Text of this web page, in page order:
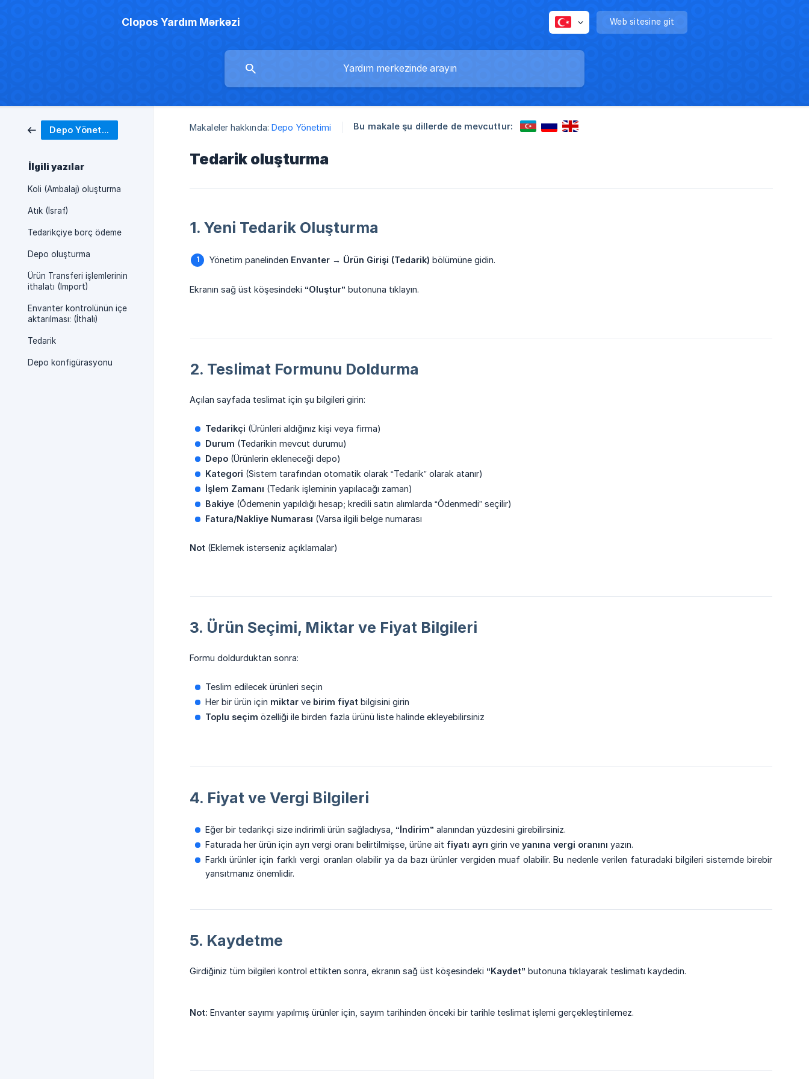
Clopos Yardım Mərkəzi Web sitesine git
Depo Yönetimi
İlgili yazılar
Koli (Ambalaj) oluşturma
Atık (İsraf)
Tedarikçiye borç ödeme
Depo oluşturma
Ürün Transferi işlemlerinin
ithalatı (Import)
Envanter kontrolünün içe
aktarılması: (İthalı)
Tedarik
Depo konfigürasyonu
Makaleler hakkında: Depo Yönetimi Bu makale şu dillerde de mevcuttur:
Tedarik oluşturma
1. Yeni Tedarik Oluşturma
Yönetim panelinden Envanter → Ürün Girişi (Tedarik) bölümüne gidin.
Ekranın sağ üst köşesindeki “Oluştur” butonuna tıklayın.
2. Teslimat Formunu Doldurma
Açılan sayfada teslimat için şu bilgileri girin:
Tedarikçi (Ürünleri aldığınız kişi veya firma)
Durum (Tedarikin mevcut durumu)
Depo (Ürünlerin ekleneceği depo)
Kategori (Sistem tarafından otomatik olarak “Tedarik” olarak atanır)
İşlem Zamanı (Tedarik işleminin yapılacağı zaman)
Bakiye (Ödemenin yapıldığı hesap; kredili satın alımlarda “Ödenmedi” seçilir)
Fatura/Nakliye Numarası (Varsa ilgili belge numarası
Not (Eklemek isterseniz açıklamalar)
3. Ürün Seçimi, Miktar ve Fiyat Bilgileri
Formu doldurduktan sonra:
Teslim edilecek ürünleri seçin
Her bir ürün için miktar ve birim fiyat bilgisini girin
Toplu seçim özelliği ile birden fazla ürünü liste halinde ekleyebilirsiniz
4. Fiyat ve Vergi Bilgileri
Eğer bir tedarikçi size indirimli ürün sağladıysa, “İndirim” alanından yüzdesini girebilirsiniz.
Faturada her ürün için ayrı vergi oranı belirtilmişse, ürüne ait fiyatı ayrı girin ve yanına vergi oranını yazın.
Farklı ürünler için farklı vergi oranları olabilir ya da bazı ürünler vergiden muaf olabilir. Bu nedenle verilen faturadaki bilgileri sistemde birebir
yansıtmanız önemlidir.
5. Kaydetme
Girdiğiniz tüm bilgileri kontrol ettikten sonra, ekranın sağ üst köşesindeki “Kaydet” butonuna tıklayarak teslimatı kaydedin.
Not: Envanter sayımı yapılmış ürünler için, sayım tarihinden önceki bir tarihle teslimat işlemi gerçekleştirilemez.